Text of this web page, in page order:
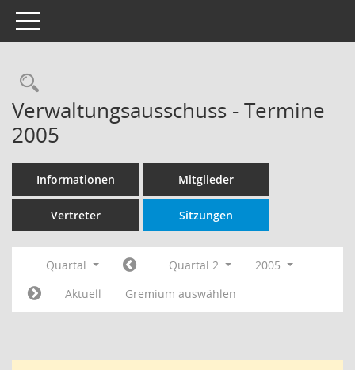
Toggle navigation
Rechercheauswahl
Verwaltungsausschuss - Termine
2005
Informationen Mitglieder
Vertreter Sitzungen
Quartal Quartal 2
2005
Aktuell
Gremium auswählen